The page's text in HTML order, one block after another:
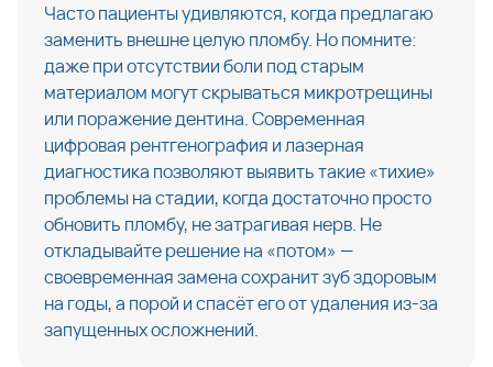
Часто пациенты удивляются, когда предлагаю
заменить внешне целую пломбу. Но помните:
даже при отсутствии боли под старым
материалом могут скрываться микротрещины
или поражение дентина. Современная
цифровая рентгенография и лазерная
диагностика позволяют выявить такие «тихие»
проблемы на стадии, когда достаточно просто
обновить пломбу, не затрагивая нерв. Не
откладывайте решение на «потом» —
своевременная замена сохранит зуб здоровым
на годы, а порой и спасёт его от удаления из-за
запущенных осложнений.